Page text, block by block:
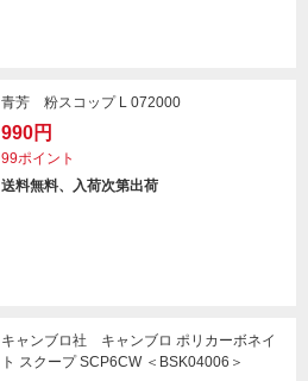
青芳 粉スコップ L 072000
990円
99ポイント
送料無料、入荷次第出荷
キャンブロ社 キャンブロ ポリカーボネイ
ト スクープ SCP6CW ＜BSK04006＞